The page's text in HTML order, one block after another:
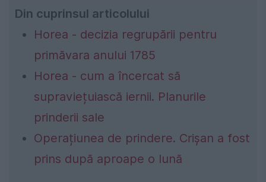
Din cuprinsul articolului
Horea - decizia regrupării pentru
primăvara anului 1785
Horea - cum a încercat să
supraviețuiască iernii. Planurile
prinderii sale
Operațiunea de prindere. Crișan a fost
prins după aproape o lună